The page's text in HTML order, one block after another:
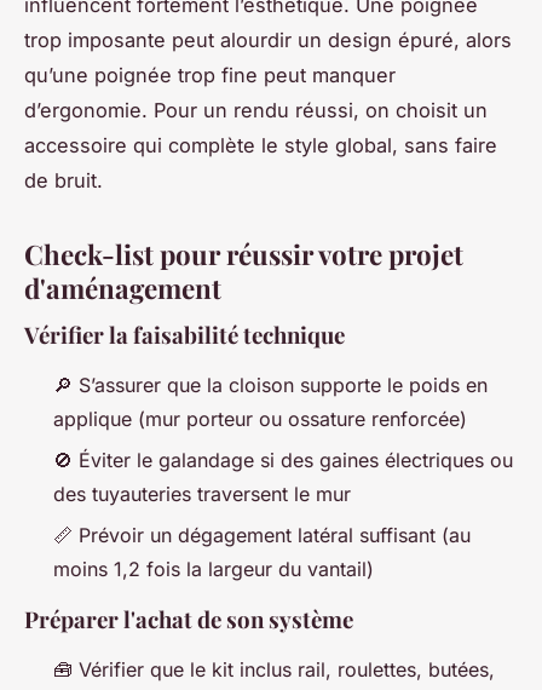
trop imposante peut alourdir un design épuré, alors
qu’une poignée trop fine peut manquer
d’ergonomie. Pour un rendu réussi, on choisit un
accessoire qui complète le style global, sans faire
de bruit.
Check-list pour réussir votre projet
d'aménagement
Vérifier la faisabilité technique
🔎 S’assurer que la cloison supporte le poids en
applique (mur porteur ou ossature renforcée)
🚫 Éviter le galandage si des gaines électriques ou
des tuyauteries traversent le mur
📏 Prévoir un dégagement latéral suffisant (au
moins 1,2 fois la largeur du vantail)
Préparer l'achat de son système
🧰 Vérifier que le kit inclus rail, roulettes, butées,